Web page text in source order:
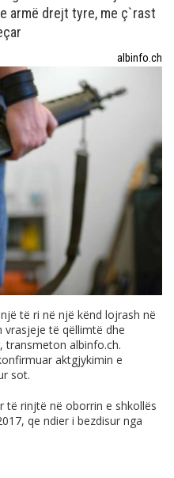
armë drejt tyre, me ç`rast
albinfo.ch
të ri në një kënd lojrash në
të qëllimtë dhe
transmeton albinfo.ch.
aktgjykimin e
sot.
të rinjtë në oborrin e shkollës
qe ndier i bezdisur nga